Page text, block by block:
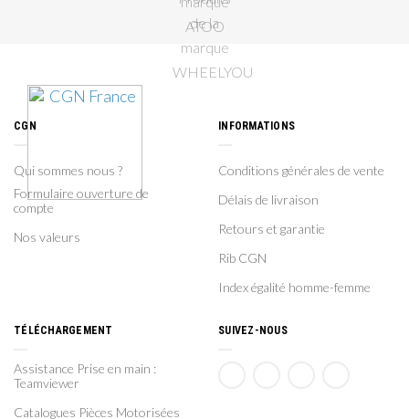
CGN
Qui sommes nous ?
Formulaire ouverture de
compte
Nos valeurs
INFORMATIONS
Conditions générales de vente
Délais de livraison
Retours et garantie
Rib CGN
Index égalité homme-femme
TÉLÉCHARGEMENT
Assistance Prise en main :
Teamviewer
Catalogues Pièces Motorisées
SUIVEZ-NOUS